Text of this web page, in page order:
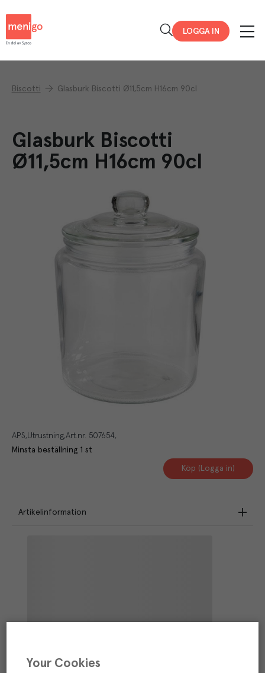
LOGGA IN
Biscotti Glasburk Biscotti Ø11,5cm H16cm 90cl
Glasburk Biscotti
Ø11,5cm H16cm 90cl
APS Utrustning Art.nr. 507654
Minsta beställning 1 st
Köp (Logga in)
Artikelinformation
Your Cookies